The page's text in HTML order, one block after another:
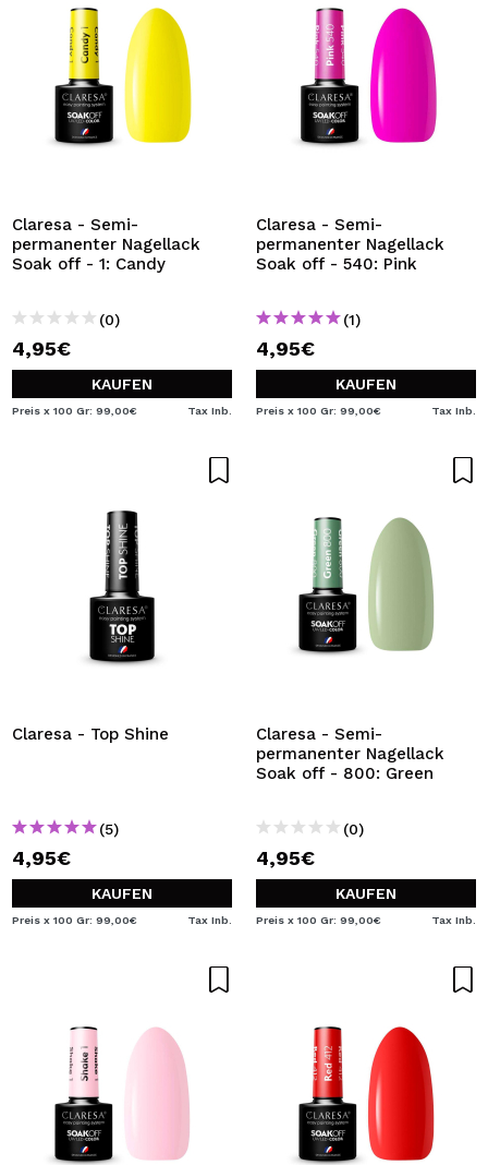
Claresa - Semi-
permanenter Nagellack
Soak off - 1: Candy
(0)
4,95€
KAUFEN
Preis x 100 Gr: 99,00€ Tax Inb.
Claresa - Semi-
permanenter Nagellack
Soak off - 540: Pink
(1)
4,95€
KAUFEN
Preis x 100 Gr: 99,00€ Tax Inb.
Claresa - Top Shine
(5)
4,95€
KAUFEN
Preis x 100 Gr: 99,00€ Tax Inb.
Claresa - Semi-
permanenter Nagellack
Soak off - 800: Green
(0)
4,95€
KAUFEN
Preis x 100 Gr: 99,00€ Tax Inb.